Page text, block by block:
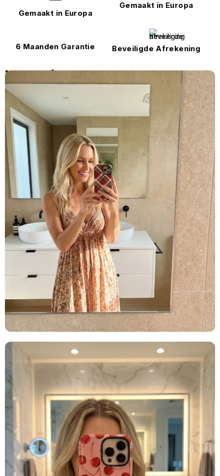
Gemaakt in Europa
Gemaakt in Europa
6 Maanden Garantie Beveiligde Afrekening
Word lid van de club